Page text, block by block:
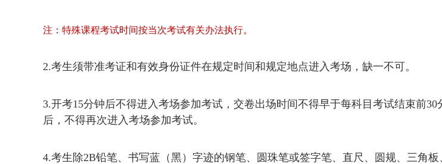
注：特殊课程考试时间按当次考试有关办法执行。
2.考生须带准考证和有效身份证件在规定时间和规定地点进入考场，缺一不可。
3.开考15分钟后不得进入考场参加考试，交卷出场时间不得早于每科目考试结束前30
后，不得再次进入考场参加考试。
4.考生除2B铅笔、书写蓝（黑）字迹的钢笔、圆珠笔或签字笔、直尺、圆规、三角